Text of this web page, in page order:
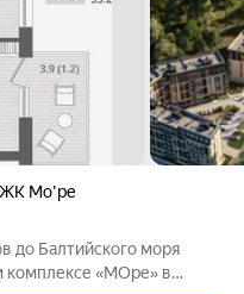
ЖК Мо'ре
комплексе «МОре» в